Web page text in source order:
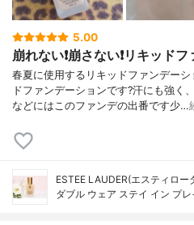
5.00
崩れない❗️崩さない❗️リキッド
春夏に使用するリキッドファンデー
ドファンデーションです?汗にも強く
などにはこのファンデの出番です少…
ESTEE LAUDER(エスティロー
ダブル ウェア ステイ イン プ